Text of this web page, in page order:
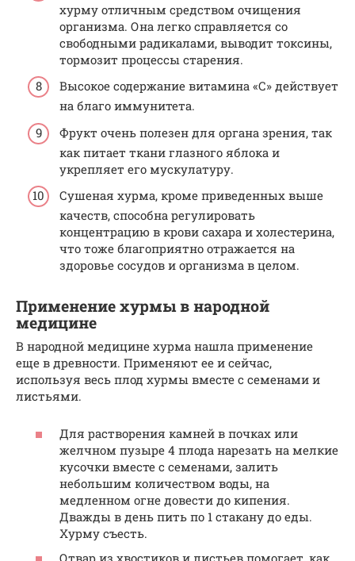
хурму отличным средством очищения
организма. Она легко справляется со
свободными радикалами, выводит токсины,
тормозит процессы старения.
Высокое содержание витамина «С» действует
на благо иммунитета.
Фрукт очень полезен для органа зрения, так
как питает ткани глазного яблока и
укрепляет его мускулатуру.
Сушеная хурма, кроме приведенных выше
качеств, способна регулировать
концентрацию в крови сахара и холестерина,
что тоже благоприятно отражается на
здоровье сосудов и организма в целом.
Применение хурмы в народной
медицине
В народной медицине хурма нашла применение
еще в древности. Применяют ее и сейчас,
используя весь плод хурмы вместе с семенами и
листьями.
Для растворения камней в почках или
желчном пузыре 4 плода нарезать на мелкие
кусочки вместе с семенами, залить
небольшим количеством воды, на
медленном огне довести до кипения.
Дважды в день пить по 1 стакану до еды.
Хурму съесть.